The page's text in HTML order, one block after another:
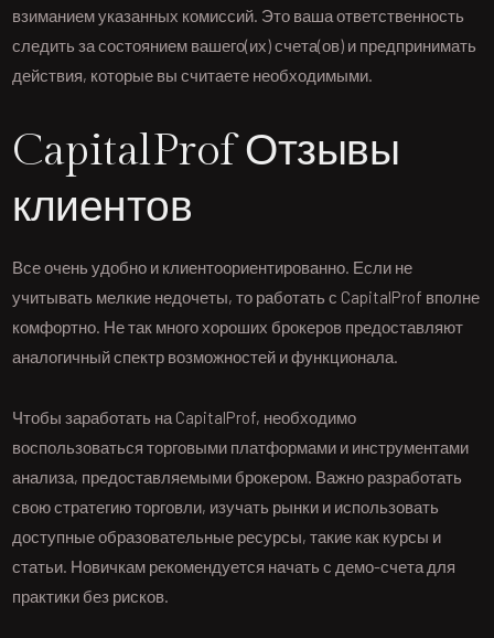
взиманием указанных комиссий. Это ваша ответственность
следить за состоянием вашего(их) счета(ов) и предпринимать
действия, которые вы считаете необходимыми.
CapitalProf Отзывы
клиентов
Все очень удобно и клиентоориентированно. Если не
учитывать мелкие недочеты, то работать с CapitalProf вполне
комфортно. Не так много хороших брокеров предоставляют
аналогичный спектр возможностей и функционала.
Чтобы заработать на CapitalProf, необходимо
воспользоваться торговыми платформами и инструментами
анализа, предоставляемыми брокером. Важно разработать
свою стратегию торговли, изучать рынки и использовать
доступные образовательные ресурсы, такие как курсы и
статьи. Новичкам рекомендуется начать с демо-счета для
практики без рисков.